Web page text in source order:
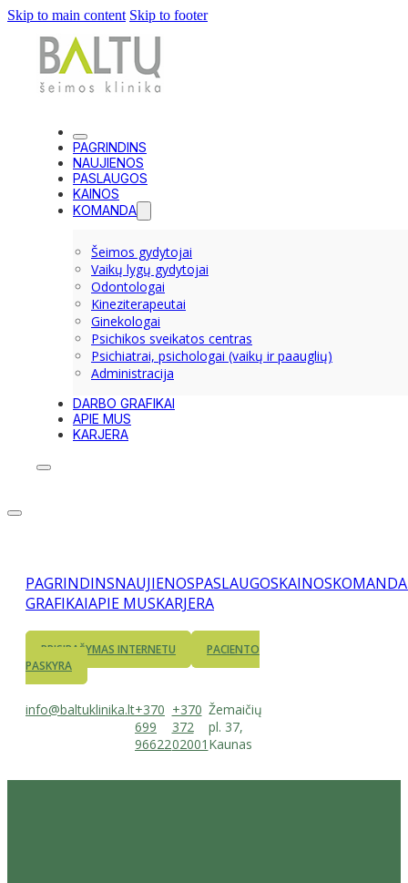
Skip to main content Skip to footer
PAGRINDINS
NAUJIENOS
PASLAUGOS
KAINOS
KOMANDA
Šeimos gydytojai
Vaikų lygų gydytojai
Odontologai
Kineziterapeutai
Ginekologai
Psichikos sveikatos centras
Psichiatrai, psichologai (vaikų ir paauglių)
Administracija
DARBO GRAFIKAI
APIE MUS
KARJERA
PAGRINDINSNAUJIENOSPASLAUGOSKAINOSKOMANDA
GRAFIKAIAPIE MUSKARJERA
PRISIRAŠYMAS INTERNETU
PACIENTO
PASKYRA
info@baltuklinika.lt+370
699
96622
+370
372
02001
Žemaičių
pl. 37,
Kaunas